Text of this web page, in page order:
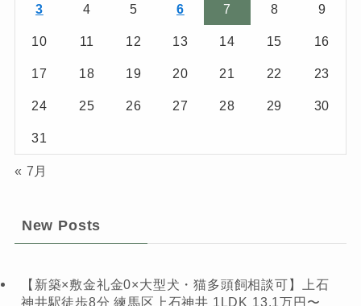
3 4 5 6 7 8 9
10 11 12 13 14 15 16
17 18 19 20 21 22 23
24 25 26 27 28 29 30
31
« 7月
New Posts
【新築×敷金礼金0×大型犬・猫多頭飼相談可】上石
神井駅徒歩8分 練馬区上石神井 1LDK 13.1万円〜